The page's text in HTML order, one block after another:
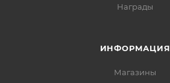
Награды
ИНФОРМАЦИЯ
Магазины